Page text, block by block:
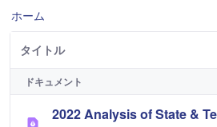
ホーム
タイトル
ドキュメント
2022 Analysis of State &